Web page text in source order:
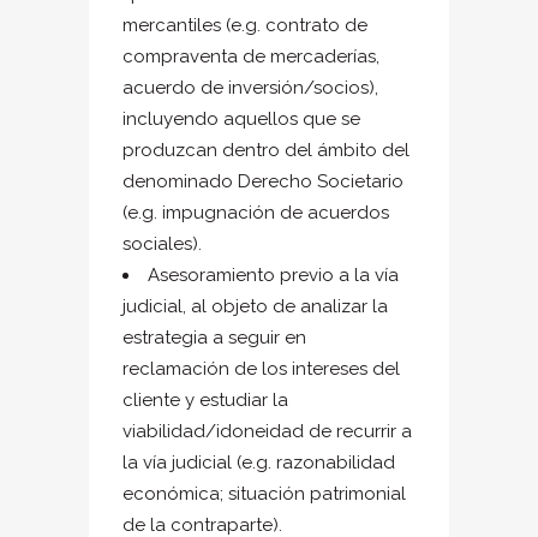
mercantiles (e.g. contrato de
compraventa de mercaderías,
acuerdo de inversión/socios),
incluyendo aquellos que se
produzcan dentro del ámbito del
denominado Derecho Societario
(e.g. impugnación de acuerdos
sociales).
Asesoramiento previo a la vía
judicial, al objeto de analizar la
estrategia a seguir en
reclamación de los intereses del
cliente y estudiar la
viabilidad/idoneidad de recurrir a
la vía judicial (e.g. razonabilidad
económica; situación patrimonial
de la contraparte).